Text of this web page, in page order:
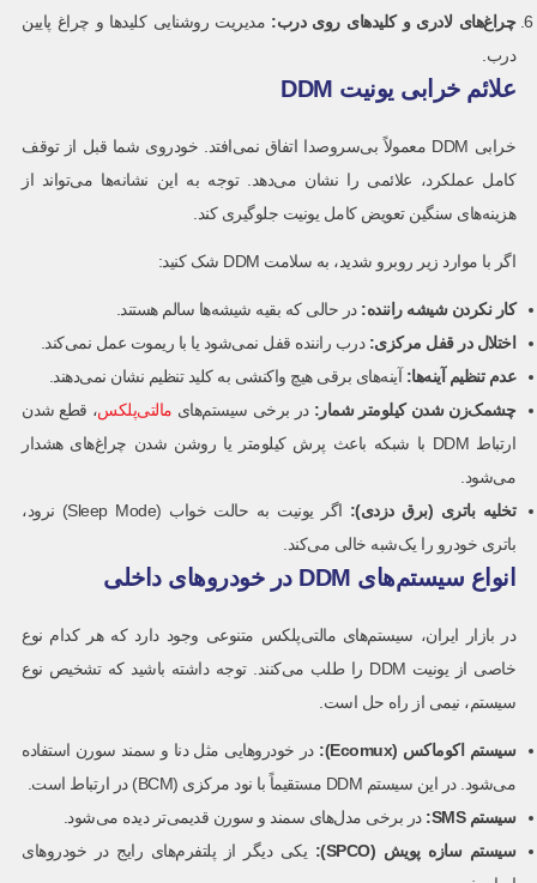
چراغ‌های لادری و کلیدهای روی درب: مدیریت روشنایی کلیدها و چراغ پایین
درب.
علائم خرابی یونیت DDM
خرابی DDM معمولاً بی‌سروصدا اتفاق نمی‌افتد. خودروی شما قبل از توقف
کامل عملکرد، علائمی را نشان می‌دهد. توجه به این نشانه‌ها می‌تواند از
هزینه‌های سنگین تعویض کامل یونیت جلوگیری کند.
اگر با موارد زیر روبرو شدید، به سلامت DDM شک کنید:
کار نکردن شیشه راننده: در حالی که بقیه شیشه‌ها سالم هستند.
اختلال در قفل مرکزی: درب راننده قفل نمی‌شود یا با ریموت عمل نمی‌کند.
عدم تنظیم آینه‌ها: آینه‌های برقی هیچ واکنشی به کلید تنظیم نشان نمی‌دهند.
چشمک‌زن شدن کیلومتر شمار : در برخی سیستم‌های مالتی‌پلکس، قطع شدن
ارتباط DDM با شبکه باعث پرش کیلومتر یا روشن شدن چراغ‌های هشدار
می‌شود.
تخلیه باتری (برق دزدی):
اگر یونیت به حالت خواب (Sleep Mode) نرود،
باتری خودرو را یک‌شبه خالی می‌کند.
انواع سیستم‌های DDM در خودروهای داخلی
در بازار ایران، سیستم‌های مالتی‌پلکس متنوعی وجود دارد که هر کدام نوع
خاصی از یونیت DDM را طلب می‌کنند. توجه داشته باشید که تشخیص نوع
سیستم، نیمی از راه حل است.
سیستم اکوماکس (Ecomux):
در خودروهایی مثل دنا و سمند سورن استفاده
می‌شود. در این سیستم DDM مستقیماً با نود مرکزی (BCM) در ارتباط است.
سیستم SMS:
در برخی مدل‌های سمند و سورن قدیمی‌تر دیده می‌شود.
سیستم سازه پویش (SPCO):
یکی دیگر از پلتفرم‌های رایج در خودروهای